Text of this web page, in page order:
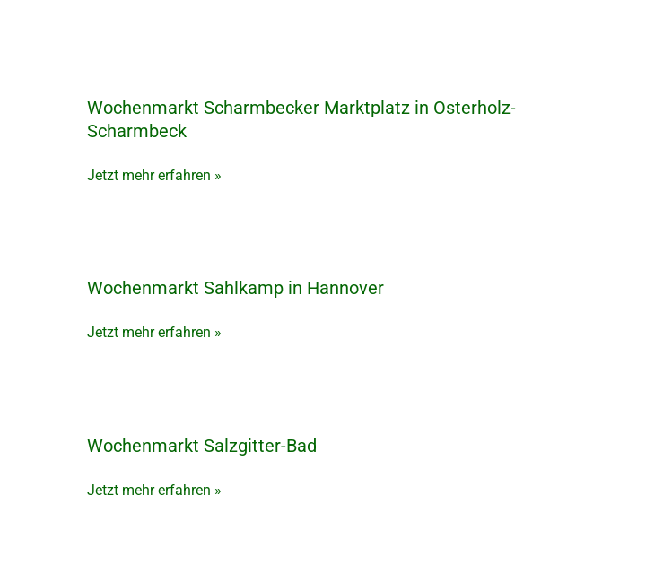
Wochenmarkt Scharmbecker Marktplatz in Osterholz-
Scharmbeck
Wochenmarkt
Scharmbecker
in
Jetzt mehr erfahren »
Wochenmarkt Sahlkamp in Hannover
Wochenmarkt
in
Jetzt mehr erfahren »
Wochenmarkt Salzgitter-Bad
Wochenmarkt
Bad
Jetzt mehr erfahren »